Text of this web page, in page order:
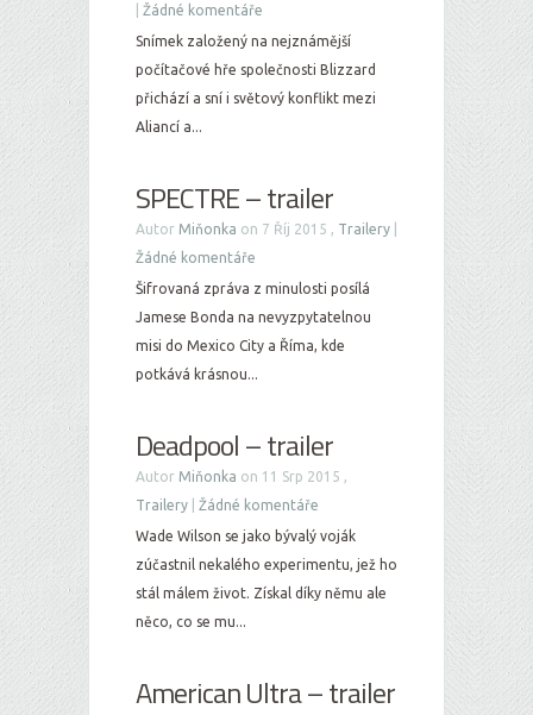
Žádné komentáře
Snímek založený na nejznámější
počítačové hře společnosti Blizzard
přichází a sní i světový konflikt mezi
Aliancí a...
SPECTRE – trailer
Autor Miňonka on 7 Říj 2015 , Trailery
Žádné komentáře
Šifrovaná zpráva z minulosti posílá
Jamese Bonda na nevyzpytatelnou
misi do Mexico City a Říma, kde
potkává krásnou...
Deadpool – trailer
Autor Miňonka on 11 Srp 2015 ,
Trailery
Žádné komentáře
Wade Wilson se jako bývalý voják
zúčastnil nekalého experimentu, jež ho
stál málem život. Získal díky němu ale
něco, co se mu...
American Ultra – trailer